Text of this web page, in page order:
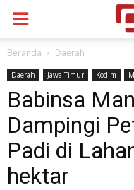
Beranda Daerah
Daerah Jawa Timur Kodim
Babinsa
Dampingi
Padi di
hektar